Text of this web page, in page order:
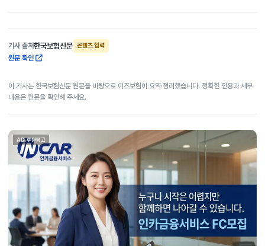
기사 출처한국보험신문 콘텐츠 협력
원문 확인
이 기사는 한국보험신문 원문을 바탕으로 이즈보험이 요약·정리했습니다. 정확한 인용과 세부
내용은 원문을 확인해 주세요.
AD 후원광고